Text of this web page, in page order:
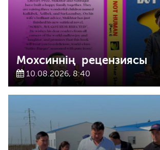
Мохсиннің рецензиясы
10.08.2026, 8:40